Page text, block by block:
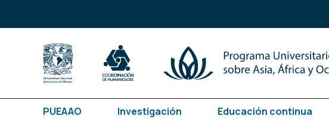
PUEAAO Investigación Educación continua